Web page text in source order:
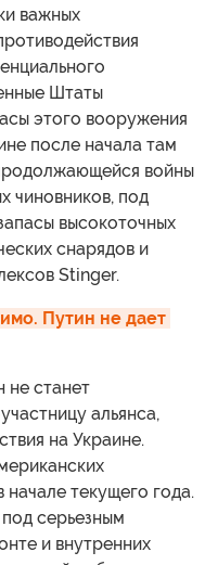
важных
Штаты
этого вооружения
после начала там
войны
чиновников, под
высокоточных
снарядов и
Stinger.
Путин не дает
не станет
альянса,
на Украине.
начале текущего года.
серьезным
и внутренних